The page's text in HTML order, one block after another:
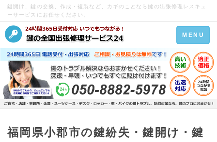
鍵開け、鍵の交換、作成・複製など、カギのことなら鍵の出張修理レスキュ
ーサービスにお任せください。
Toggle
navigation
MENU
福岡県小郡市の鍵紛失・鍵開け・鍵